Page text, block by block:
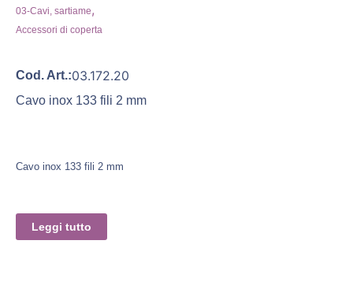
03-Cavi, sartiame,
Accessori di coperta
Cod. Art.:03.172.20
Cavo inox 133 fili 2 mm
Cavo inox 133 fili 2 mm
Leggi tutto